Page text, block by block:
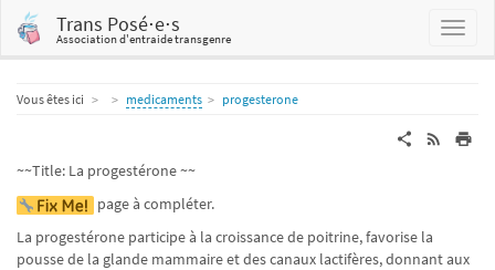
Trans Posé⋅e⋅s
Association d'entraide transgenre
Vous êtes ici Homemedicaments progesterone
~~Title: La progestérone ~~
page à compléter.
La progestérone participe à la croissance de poitrine, favorise la
pousse de la glande mammaire et des canaux lactifères, donnant aux